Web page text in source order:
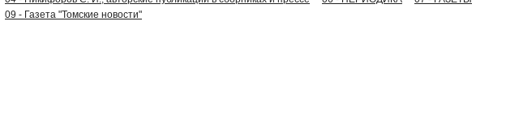
09 - Газета "Томские новости"